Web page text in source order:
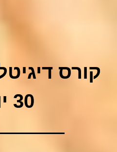
קורס
30 יום